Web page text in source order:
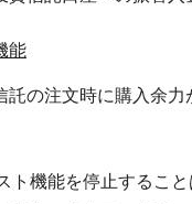
能
託の注文時に購入余
ト機能を停止すること